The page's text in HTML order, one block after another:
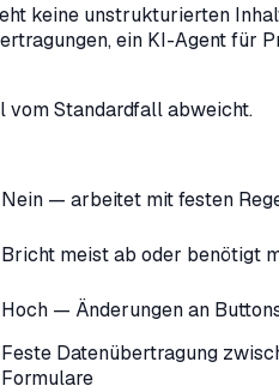
keine unstrukturierten
ein KI-Agent für
vom Standardfall abweicht.
Nein — arbeitet mit festen
Bricht meist ab oder benötigt
Hoch — Änderungen an
Feste Datenübertragung
Formulare